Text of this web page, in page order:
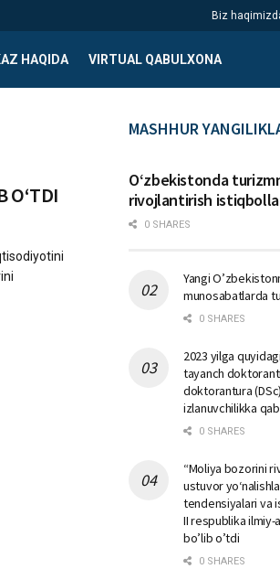
Biz
HAQIDA VIRTUAL QABULXONA
OʻTDI
MASHHUR
Oʻzbekistonda
rivojlantirish
0 SHARES
Yangi
munosabatlarda
0 SHARES
2023 yilga
tayanch
doktorantura
izlanuvchilikka
0 SHARES
“Moliya bozorini
ustuvor
tendensiyalari va
II respublika
bo’lib o’tdi
0 SHARES